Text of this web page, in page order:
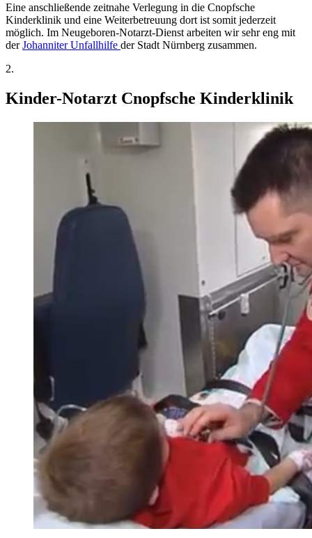
Eine anschließende zeitnahe Verlegung in die Cnopfsche
Kinderklinik und eine Weiterbetreuung dort ist somit jederzeit
möglich. Im Neugeboren-Notarzt-Dienst arbeiten wir sehr eng mit
derJohanniter Unfallhilfe der Stadt Nürnberg zusammen.
2.
Kinder-Notarzt Cnopfsche Kinderklinik